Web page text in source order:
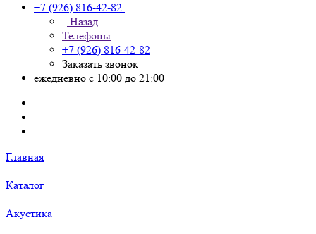
+7 (926) 816-42-82
Назад
Телефоны
+7 (926) 816-42-82
Заказать звонок
ежедневно с 10:00 до 21:00
Главная
Каталог
Акустика